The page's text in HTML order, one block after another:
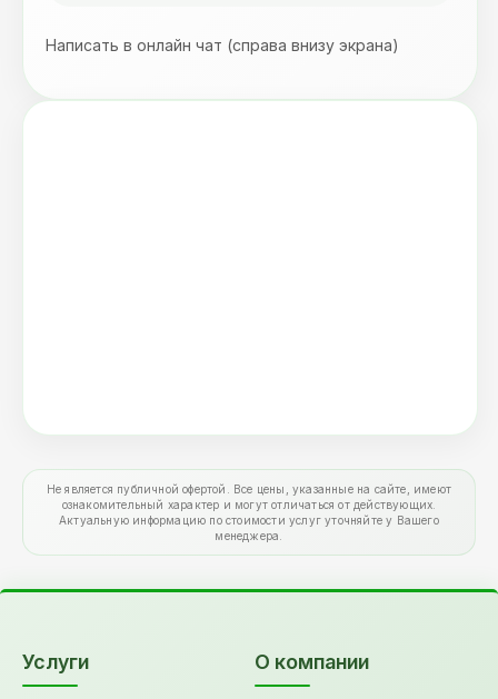
Написать в онлайн чат (справа внизу экрана)
Не является публичной офертой. Все цены, указанные на сайте, имеют
ознакомительный характер и могут отличаться от действующих.
Актуальную информацию по стоимости услуг уточняйте у Вашего
менеджера.
Услуги О компании